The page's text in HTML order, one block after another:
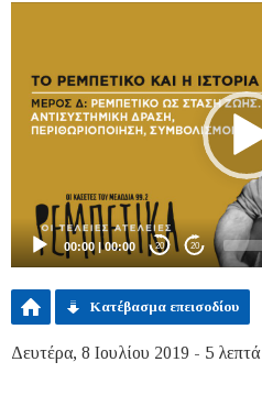
00:00 |00:00 20 20
Κατέβασμα επεισοδίου
Δευτέρα, 8 Ιουλίου 2019 - 5 λεπτά